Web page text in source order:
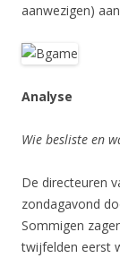
aanwezigen)
Analyse
Wie besliste en
De directeuren
zondagavond
Sommigen
twijfelden eerst